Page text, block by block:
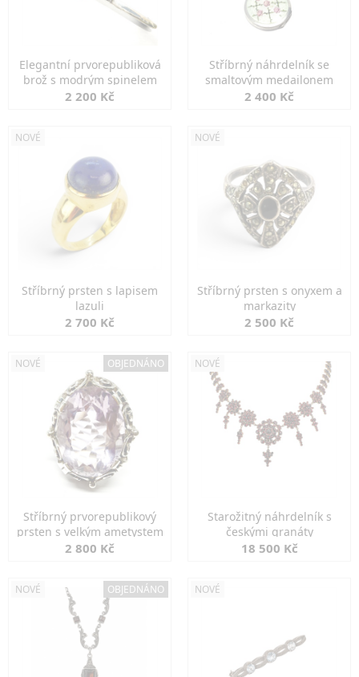
Elegantní prvorepubliková
brož s modrým spinelem
2 200 Kč
Stříbrný náhrdelník se
smaltovým medailonem
2 400 Kč
NOVÉ
Stříbrný prsten s lapisem
lazuli
2 700 Kč
NOVÉ
Stříbrný prsten s onyxem a
markazity
2 500 Kč
NOVÉ OBJEDNÁNO
Stříbrný prvorepublikový
prsten s velkým ametystem
2 800 Kč
NOVÉ
Starožitný náhrdelník s
českými granáty
18 500 Kč
NOVÉ OBJEDNÁNO NOVÉ